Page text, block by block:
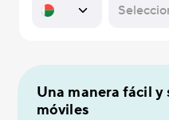
Una manera fácil y
móviles